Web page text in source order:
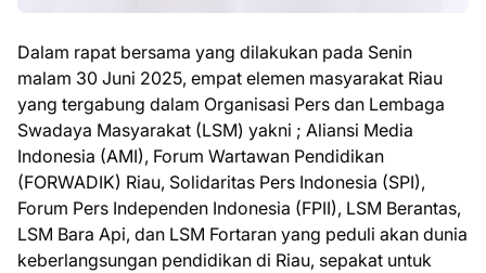
Dalam rapat bersama yang dilakukan pada Senin
malam 30 Juni 2025, empat elemen masyarakat Riau
yang tergabung dalam Organisasi Pers dan Lembaga
Swadaya Masyarakat (LSM) yakni ; Aliansi Media
Indonesia (AMI), Forum Wartawan Pendidikan
(FORWADIK) Riau, Solidaritas Pers Indonesia (SPI),
Forum Pers Independen Indonesia (FPII), LSM Berantas,
LSM Bara Api, dan LSM Fortaran yang peduli akan dunia
keberlangsungan pendidikan di Riau, sepakat untuk